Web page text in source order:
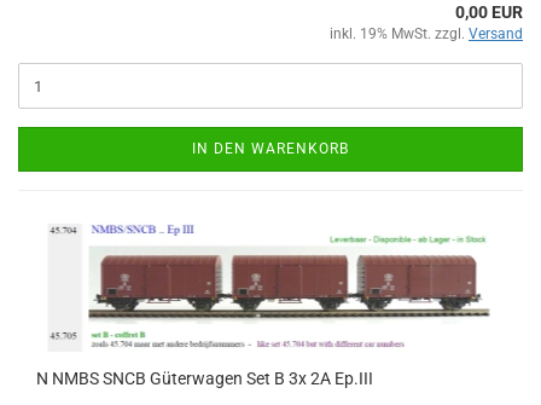
0,00 EUR
inkl. 19% MwSt. zzgl. Versand
IN DEN WARENKORB
N NMBS SNCB Güterwagen Set B 3x 2A Ep.III